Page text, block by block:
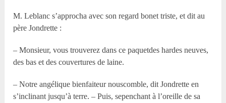
M. Leblanc s’approcha avec son regard bonet triste, et dit au
père Jondrette :
– Monsieur, vous trouverez dans ce paquetdes hardes neuves,
des bas et des couvertures de laine.
– Notre angélique bienfaiteur nouscomble, dit Jondrette en
s’inclinant jusqu’à terre. – Puis, sepenchant à l’oreille de sa